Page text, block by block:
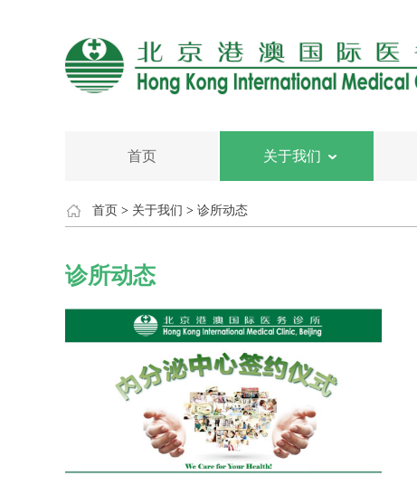
首页 关于我们
首页 > 关于我们 > 诊所动态
诊所动态